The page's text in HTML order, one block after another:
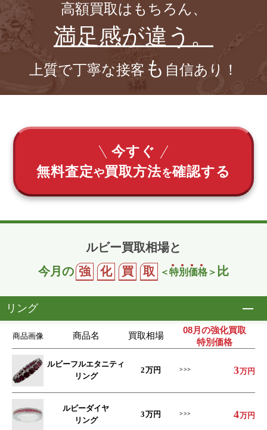
高額買取はもちろん、
満足感が違う。
上質で丁寧な接客 も 自信あり！
今すぐ
無料査定や買取方法を確認する
ルビー買取相場と
今月の 強 化 買 取 ＜特別価格 ＞ 比
リング
商品画像 商品名 買取相場
08月の強化買取
特別価格
ルビーフルエタニティ
リング
2万円 3万円
ルビーダイヤ
リング
3万円 4万円